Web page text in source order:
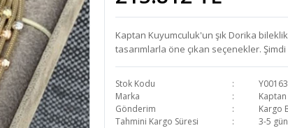
Kaptan Kuyumculuk'un şık Dorika
tasarımlarla öne çıkan seçenekler.
Stok Kodu
Y00163
Marka
Gönderim
Kargo
Tahmini Kargo Süresi
3-5 gün